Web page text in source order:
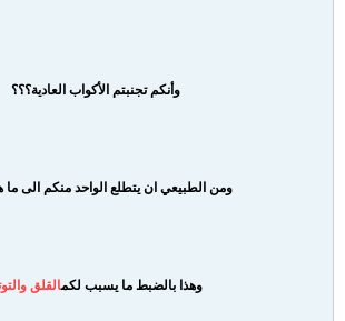
وأنكم تجنبتم الأكواب العادية؟؟؟
ومن الطبيعي ان يتطلع الواحد منكم الى ما
وهذا بالضبط ما يسبب لكمالقلق